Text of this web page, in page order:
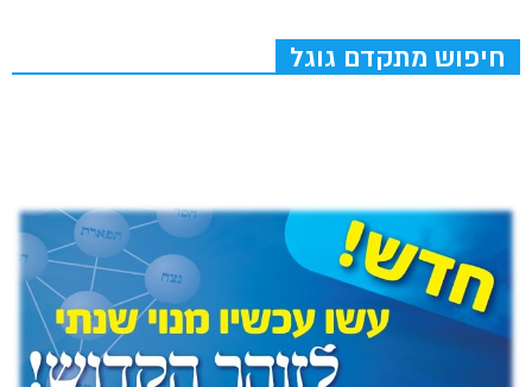
חיפוש מתקדם גוגל